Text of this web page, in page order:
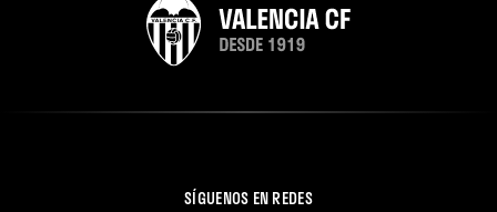
SÍGUENOS EN REDES